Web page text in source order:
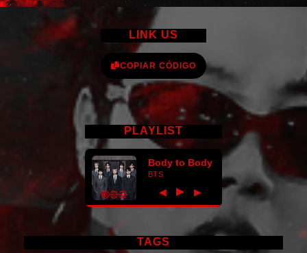
LINK US
COPIAR CÓDIGO
PLAYLIST
Body to Body
BTS
◀ ► ▶
TAGS